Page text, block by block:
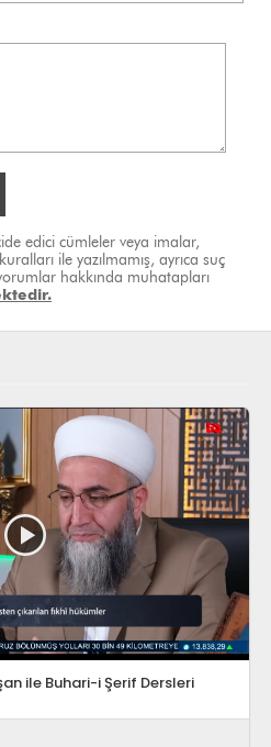
edici cümleler veya imalar,
ile yazılmamış, ayrıca suç
hakkında muhatapları
ile Buhari-i Şerif Dersleri